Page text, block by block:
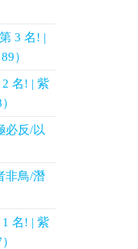
3 名! |
）
名! | 紫
必反/以
非鳥/潛
名! | 紫